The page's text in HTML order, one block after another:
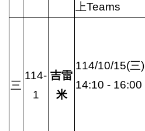
上Teams
三
114-
1
吉雷
米
114/10/15(三)
14:10 - 16:00